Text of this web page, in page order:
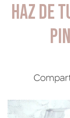
He olvidado mi
Haz de